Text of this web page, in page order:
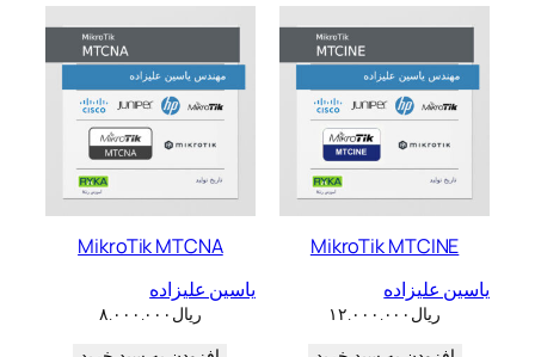
MikroTik MTCINE
یاسین علیزاده
ریال ۱۲.۰۰۰.۰۰۰
MikroTik MTCNA
یاسین علیزاده
ریال ۸.۰۰۰.۰۰۰